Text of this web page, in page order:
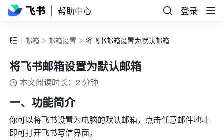
帮助中心 登录
邮箱 邮箱设置 将飞书邮箱设置为默认邮箱
将飞书邮箱设置为默认邮箱
本文阅读时长：2 分钟
一、功能简介
你可以将飞书设置为电脑的默认邮箱，点击任意邮件地址
即可打开飞书写信界面。